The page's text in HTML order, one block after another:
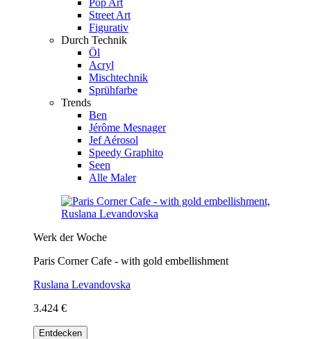
Street Art
Figurativ
Durch Technik
Öl
Acryl
Mischtechnik
Sprühfarbe
Trends
Ben
Jérôme Mesnager
Jef Aérosol
Speedy Graphito
Seen
Alle Maler
Werk der Woche
Paris Corner Cafe - with gold embellishment
Ruslana Levandovska
3.424 €
Entdecken